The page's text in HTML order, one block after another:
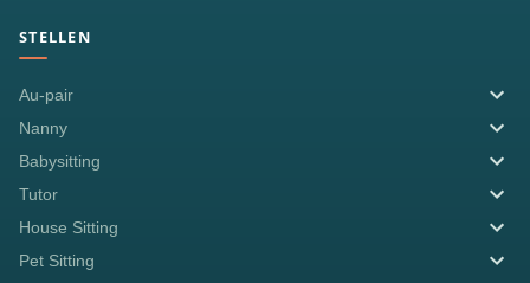
STELLEN
Au-pair
Nanny
Babysitting
Tutor
House Sitting
Pet Sitting